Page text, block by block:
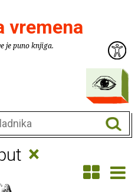
vremena
je puno knjiga.
×